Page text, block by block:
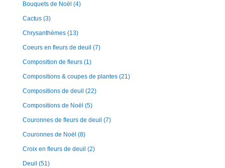
Bouquets de Noël (4)
Cactus (3)
Chrysanthèmes (13)
Coeurs en fleurs de deuil (7)
Composition de fleurs (1)
Compositions & coupes de plantes (21)
Compositions de deuil (22)
Compositions de Noël (5)
Couronnes de fleurs de deuil (7)
Couronnes de Noël (8)
Croix en fleurs de deuil (2)
Deuil (51)